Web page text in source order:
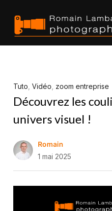
Tuto Vidéo zoom entreprise
Découvrez les
univers visuel !
Romain
1 mai 2025